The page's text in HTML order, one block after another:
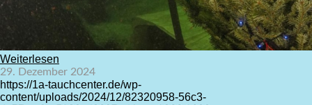
Weiterlesen
29. Dezember 2024
https://1a-tauchcenter.de/wp-
content/uploads/2024/12/82320958-56c3-